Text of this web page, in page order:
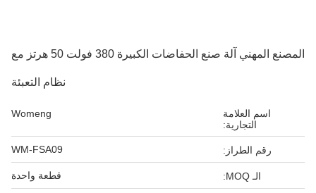
المصنع المهني آلة صنع الحفاضات الكبيرة 380 فولت 50 هرتز مع
نظام التعبئة
اسم العلامة
التجارية:
Womeng
رقم الطراز: WM-FSA09
الـ MOQ: قطعة واحدة